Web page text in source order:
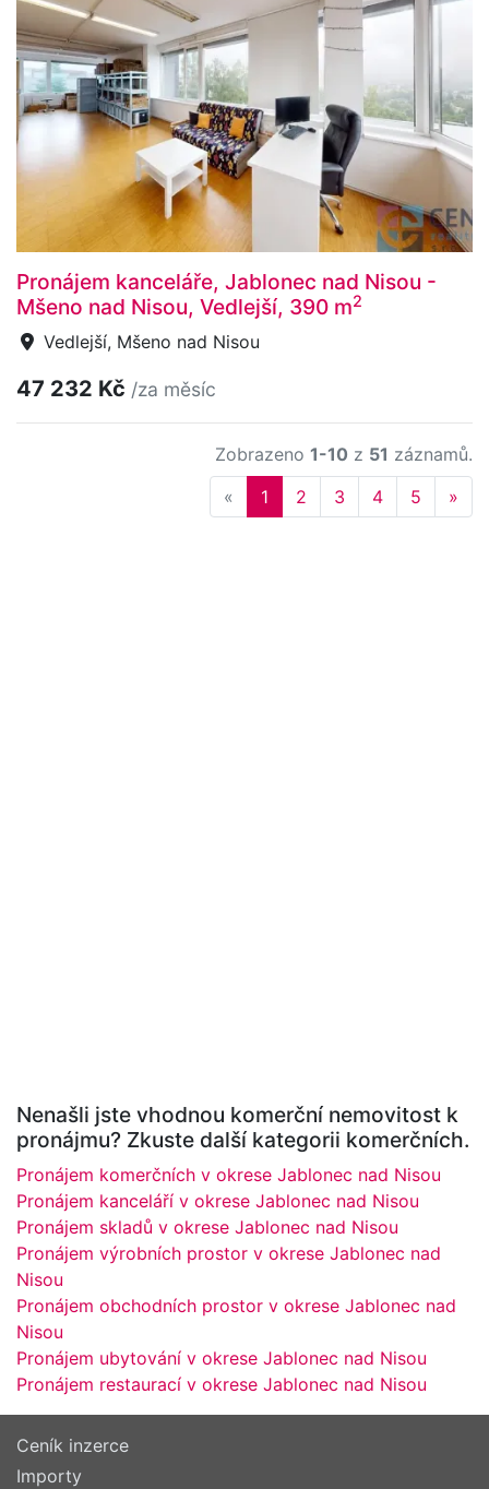
Pronájem kanceláře, Jablonec nad Nisou -
Mšeno nad Nisou, Vedlejší, 390 m2
Vedlejší, Mšeno nad Nisou
47 232 Kč /za měsíc
Zobrazeno 1-10 z 51 záznamů.
« Previous
1 2 3 4 5 »
Nenašli jste vhodnou komerční nemovitost k
pronájmu? Zkuste další kategorii komerčních.
Pronájem komerčních v okrese Jablonec nad Nisou
Pronájem kanceláří v okrese Jablonec nad Nisou
Pronájem skladů v okrese Jablonec nad Nisou
Pronájem výrobních prostor v okrese Jablonec nad
Nisou
Pronájem obchodních prostor v okrese Jablonec nad
Nisou
Pronájem ubytování v okrese Jablonec nad Nisou
Pronájem restaurací v okrese Jablonec nad Nisou
Ceník inzerce
Importy